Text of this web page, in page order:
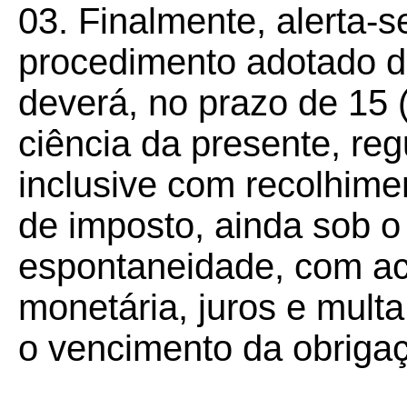
03. Finalmente, alerta-
procedimento adotado
deverá, no prazo de 15
ciência da presente,
inclusive com
de imposto, ainda sob
espontaneidade, com
monetária, juros e
o vencimento da